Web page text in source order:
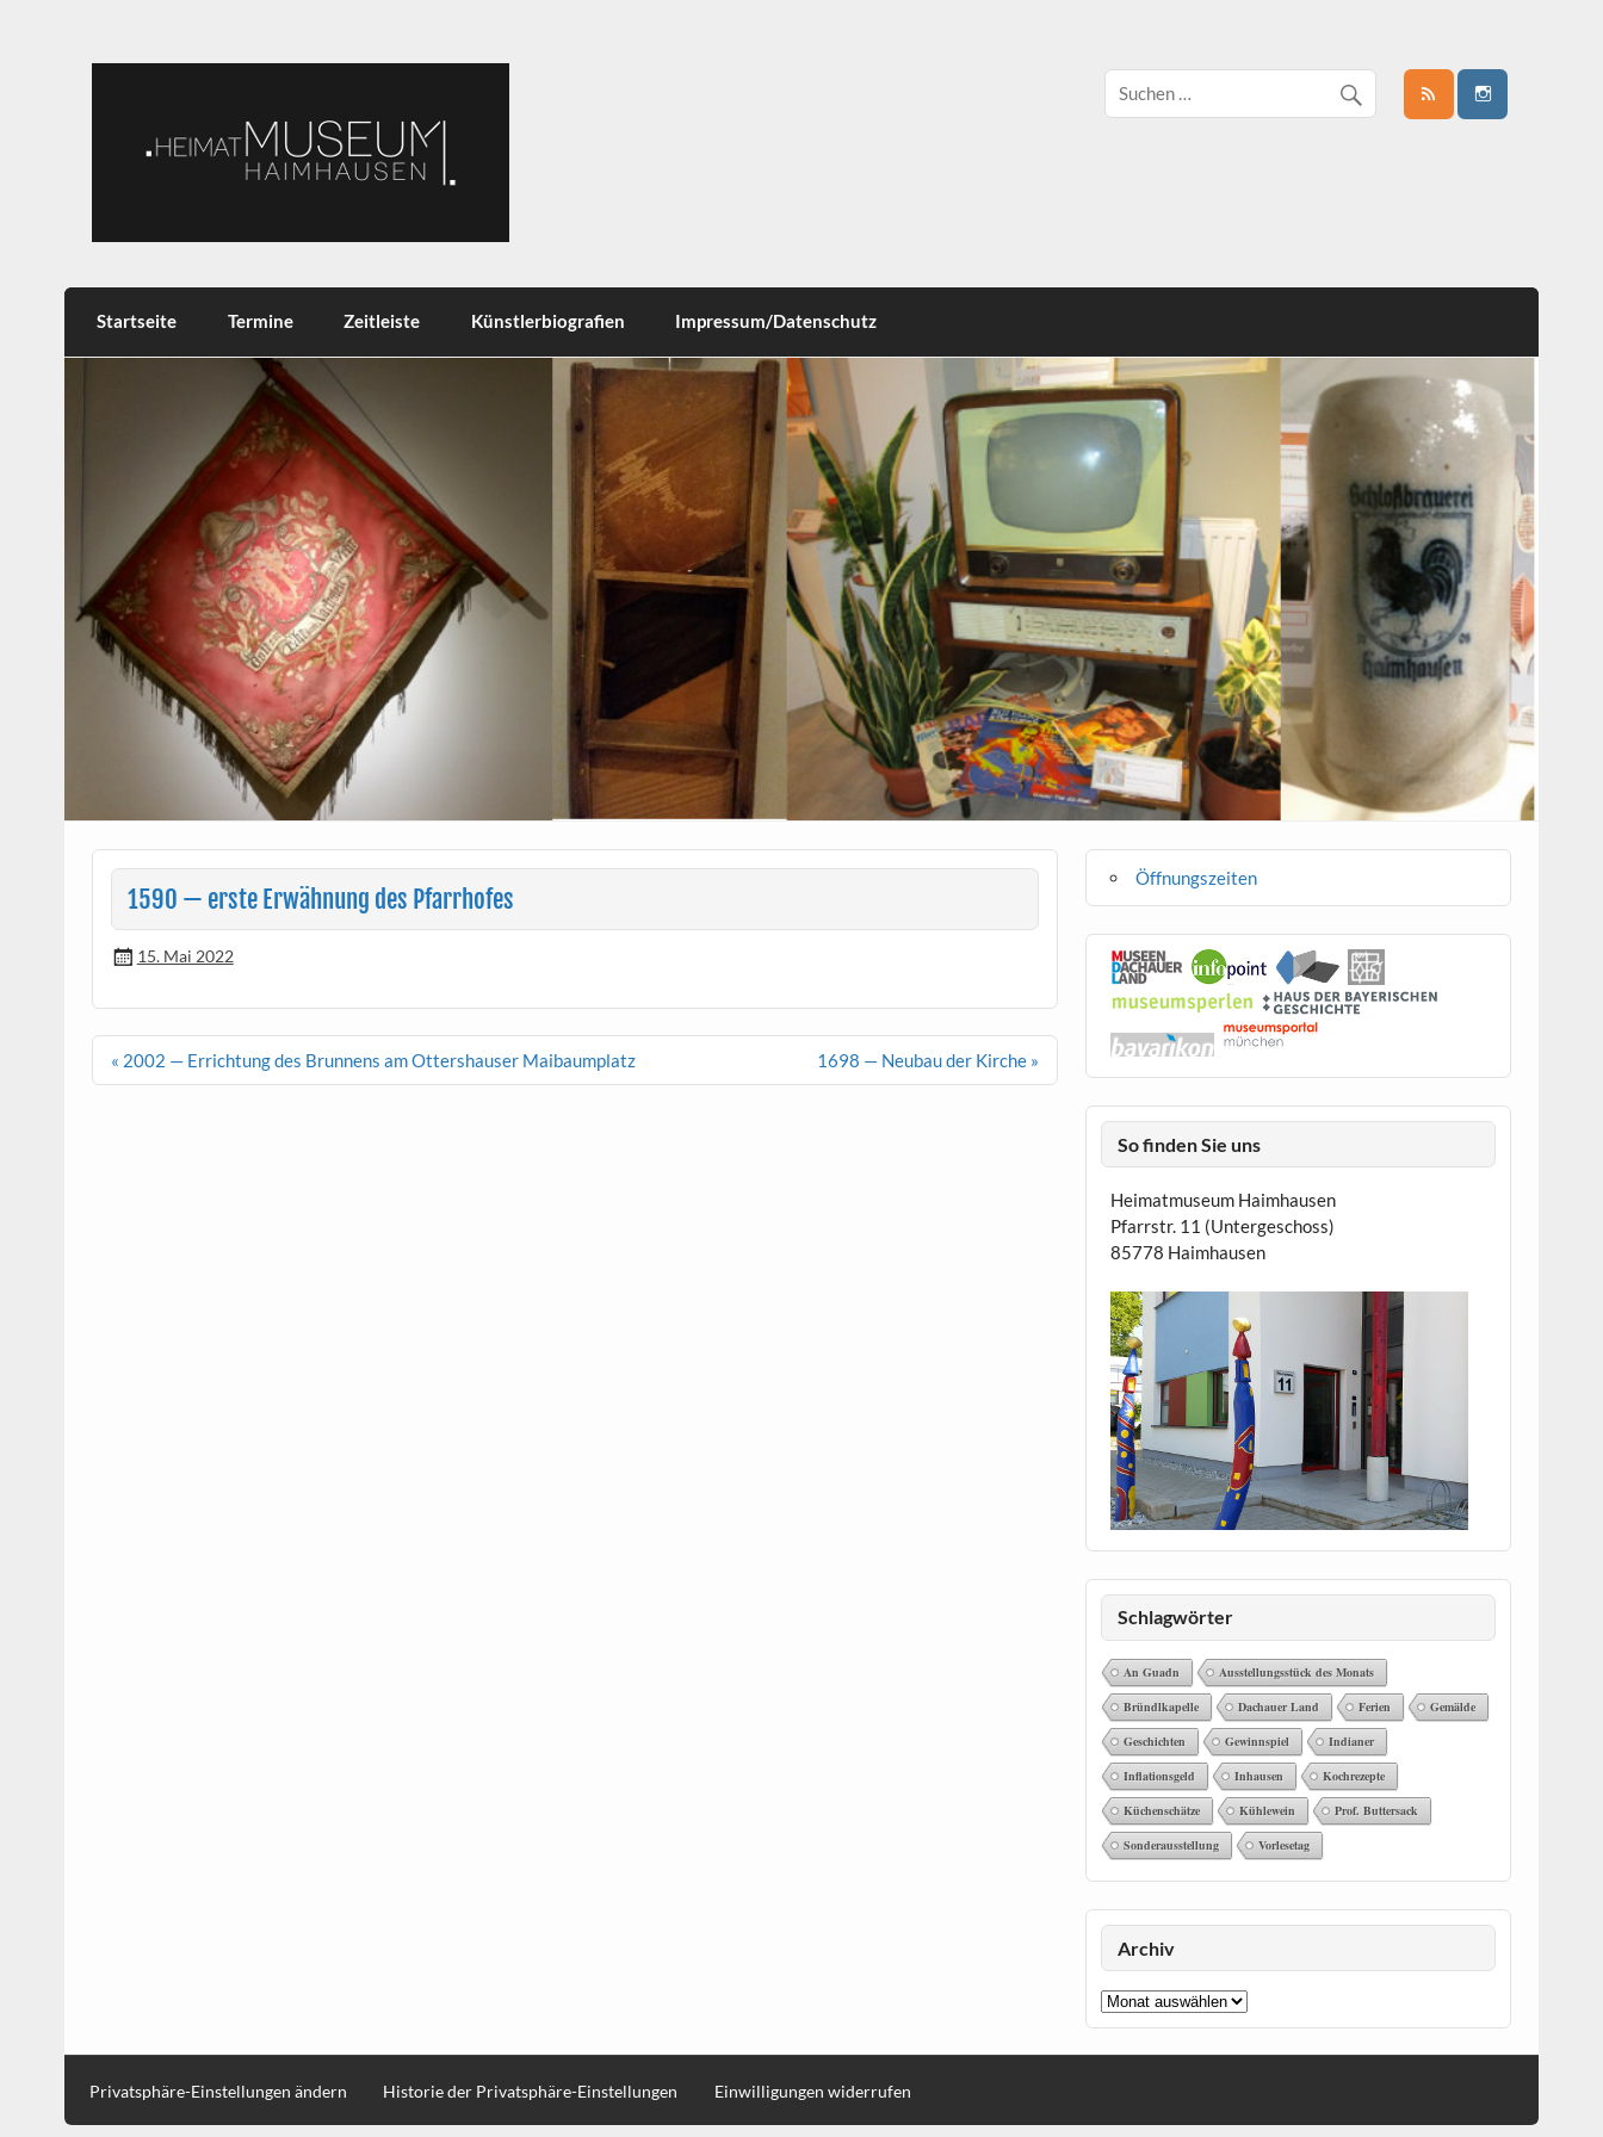
Startseite Termine Zeitleiste Künstlerbiografien Impressum/Datenschutz
1590 — erste Erwähnung des Pfarrhofes
15. Mai 2022
Beitragsnavigation
« 2002 — Errichtung des Brunnens am Ottershauser Maibaumplatz 1698 — Neubau der Kirche »
Öffnungszeiten
So finden Sie uns
Heimatmuseum Haimhausen
Pfarrstr. 11 (Untergeschoss)
85778 Haimhausen
Schlagwörter
An Guadn Ausstellungsstück des Monats
Bründlkapelle Dachauer Land Ferien Gemälde
Geschichten Gewinnspiel Indianer
Inflationsgeld Inhausen Kochrezepte
Küchenschätze Kühlewein Prof. Buttersack
Sonderausstellung Vorlesetag
Archiv
Archiv
Privatsphäre-Einstellungen ändern Historie der Privatsphäre-Einstellungen Einwilligungen widerrufen